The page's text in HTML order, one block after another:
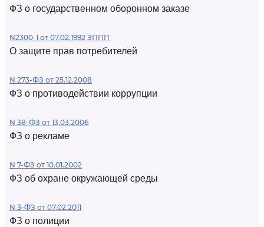
ФЗ о государственном оборонном заказе
N2300-1 от 07.02.1992 ЗППП
О защите прав потребителей
N 273-ФЗ от 25.12.2008
ФЗ о противодействии коррупции
N 38-ФЗ от 13.03.2006
ФЗ о рекламе
N 7-ФЗ от 10.01.2002
ФЗ об охране окружающей среды
N 3-ФЗ от 07.02.2011
ФЗ о полиции